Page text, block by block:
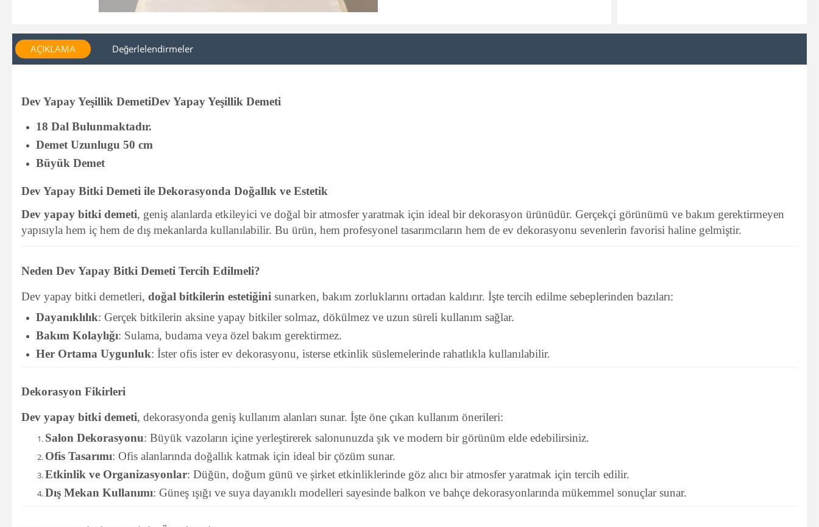
AÇIKLAMA Değerlelendirmeler
Dev Yapay Yeşillik DemetiDev Yapay Yeşillik Demeti
18 Dal Bulunmaktadır.
Demet Uzunlugu 50 cm
Büyük Demet
Dev Yapay Bitki Demeti ile Dekorasyonda Doğallık ve Estetik
Dev yapay bitki demeti, geniş alanlarda etkileyici ve doğal bir atmosfer yaratmak için ideal bir dekorasyon ürünüdür. Gerçekçi görünümü ve bakım gerektirmeyen
yapısıyla hem iç hem de dış mekanlarda kullanılabilir. Bu ürün, hem profesyonel tasarımcıların hem de ev dekorasyonu sevenlerin favorisi haline gelmiştir.
Neden Dev Yapay Bitki Demeti Tercih Edilmeli?
Dev yapay bitki demetleri, doğal bitkilerin estetiğini sunarken, bakım zorluklarını ortadan kaldırır. İşte tercih edilme sebeplerinden bazıları:
Dayanıklılık: Gerçek bitkilerin aksine yapay bitkiler solmaz, dökülmez ve uzun süreli kullanım sağlar.
Bakım Kolaylığı: Sulama, budama veya özel bakım gerektirmez.
Her Ortama Uygunluk: İster ofis ister ev dekorasyonu, isterse etkinlik süslemelerinde rahatlıkla kullanılabilir.
Dekorasyon Fikirleri
Dev yapay bitki demeti, dekorasyonda geniş kullanım alanları sunar. İşte öne çıkan kullanım önerileri:
Salon Dekorasyonu: Büyük vazoların içine yerleştirerek salonunuzda şık ve modern bir görünüm elde edebilirsiniz.
Ofis Tasarımı: Ofis alanlarında doğallık katmak için ideal bir çözüm sunar.
Etkinlik ve Organizasyonlar: Düğün, doğum günü ve şirket etkinliklerinde göz alıcı bir atmosfer yaratmak için tercih edilir.
Dış Mekan Kullanımı: Güneş ışığı ve suya dayanıklı modelleri sayesinde balkon ve bahçe dekorasyonlarında mükemmel sonuçlar sunar.